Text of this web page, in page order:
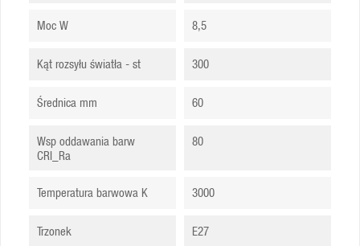
Moc W 8,5
Kąt rozsyłu światła - st 300
Średnica mm 60
Wsp oddawania barw
CRI_Ra
80
Temperatura barwowa K 3000
Trzonek E27